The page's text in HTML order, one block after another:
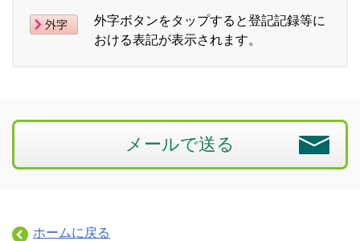
外字ボタンをタップすると登記記録等に
おける表記が表示されます。
メールで送る
ホームに戻る